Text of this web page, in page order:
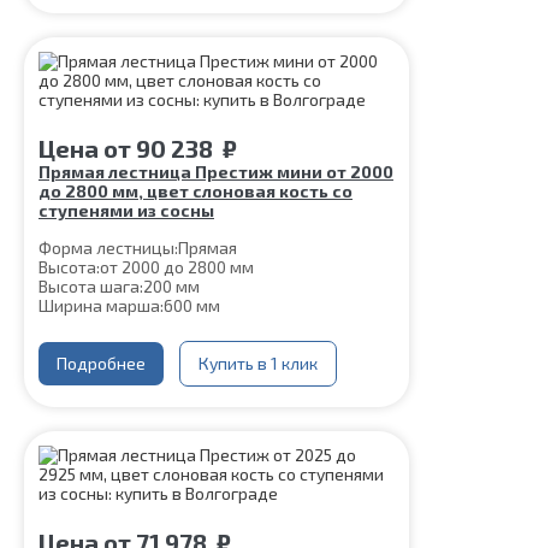
Угол наклона:45°
Срок гарантии (на металлокаркас):25 лет
Цена от 90 238 ₽
Прямая лестница Престиж мини от 2000
до 2800 мм, цвет слоновая кость со
ступенями из сосны
Форма лестницы:Прямая
Высота:от 2000 до 2800 мм
Высота шага:200 мм
Ширина марша:600 мм
Толщина ступени:40 мм
Угол наклона:
Глубина ступени:
300 мм
Срок гарантии (на металлокаркас):25 лет
Подробнее Купить в 1 клик
Цена от 71 978 ₽